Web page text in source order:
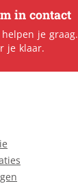
in contact
je graag.
je klaar.